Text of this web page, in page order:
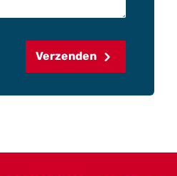
Verzenden